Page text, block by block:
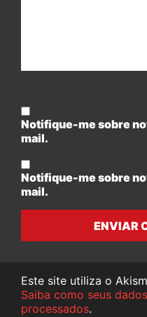
Notifique-me sobre
mail.
Notifique-me sobre
mail.
ENVIAR
Este site utiliza o
Saiba como seus
processados.